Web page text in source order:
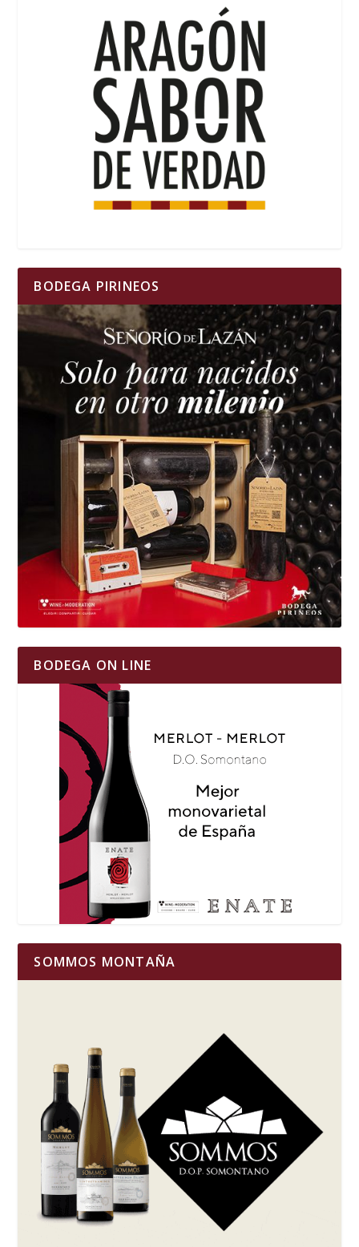
BODEGA PIRINEOS
BODEGA ON LINE
SOMMOS MONTAÑA